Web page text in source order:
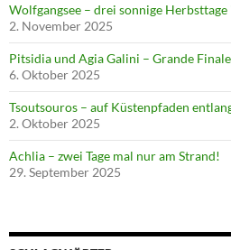
Wolfgangsee – drei sonnige
2. November 2025
Pitsidia und Agia Galini – Grande
6. Oktober 2025
Tsoutsouros – auf Küstenpfaden
2. Oktober 2025
Achlia – zwei Tage mal nur am Strand!
29. September 2025